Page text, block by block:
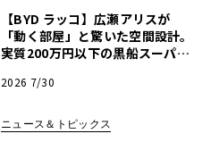
【BYD ラッコ】広瀬アリスが
「動く部屋」と驚いた空間設計。
実質200万円以下の黒船スーパー
2026 7/30
ニュース＆トピックス